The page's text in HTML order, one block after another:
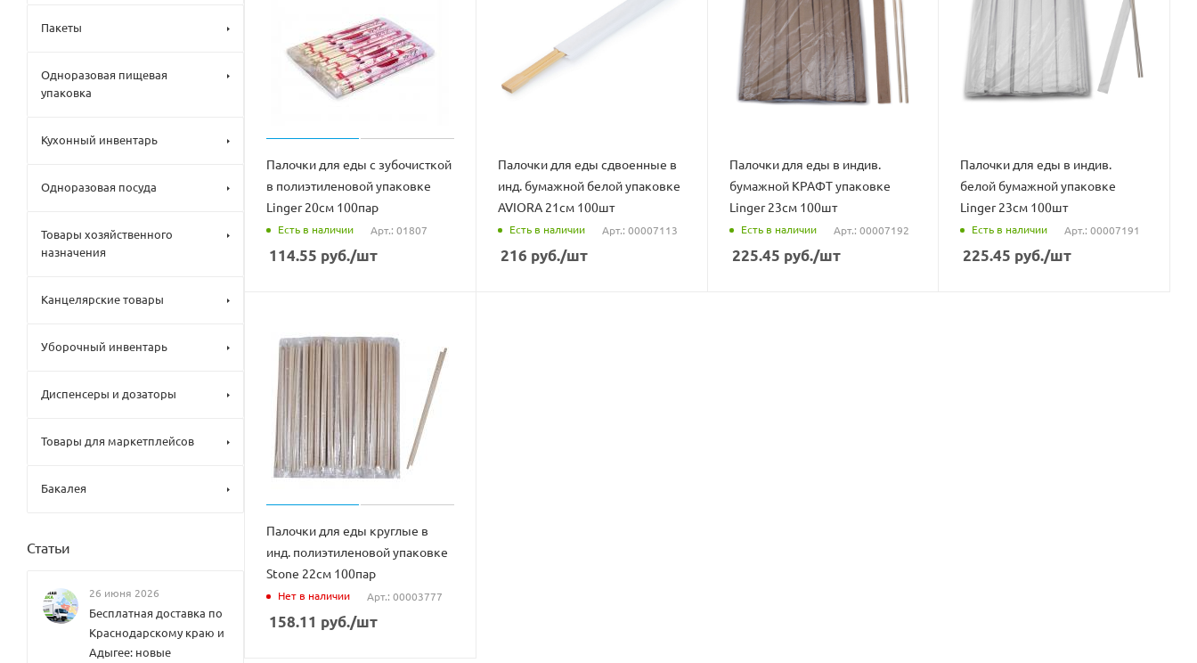
Палочки для еды с зубочисткой
в полиэтиленовой упаковке
Linger 20см 100пар
Есть в наличии Арт.: 01807
114.55 руб./шт
Палочки для еды сдвоенные в
инд. бумажной белой упаковке
AVIORA 21см 100шт
Есть в наличии Арт.: 00007113
216 руб./шт
Палочки для еды в индив.
бумажной КРАФТ упаковке
Linger 23см 100шт
Есть в наличии Арт.: 00007192
225.45 руб./шт
Палочки для еды в индив.
белой бумажной упаковке
Linger 23см 100шт
Есть в наличии Арт.: 00007191
225.45 руб./шт
Палочки для еды круглые в
инд. полиэтиленовой упаковке
Stone 22см 100пар
Нет в наличии Арт.: 00003777
158.11 руб./шт
Пакеты
Одноразовая пищевая
упаковка
Кухонный инвентарь
Одноразовая посуда
Товары хозяйственного
назначения
Канцелярские товары
Уборочный инвентарь
Диспенсеры и дозаторы
Товары для маркетплейсов
Бакалея
Статьи
26 июня 2026
Бесплатная доставка по
Краснодарскому краю и
Адыгее: новые